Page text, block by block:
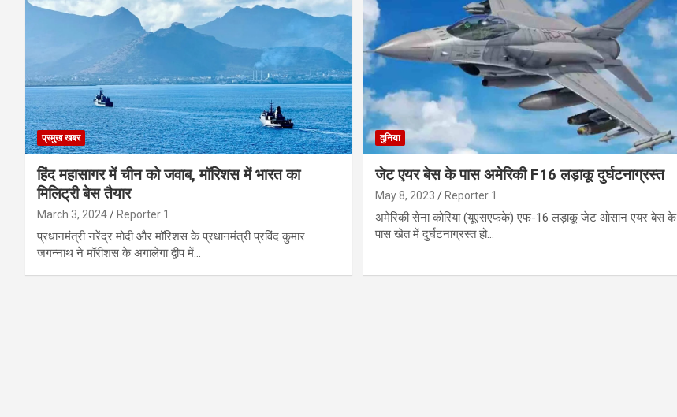
प्रमुख खबर
हिंद महासागर में चीन को जवाब, मॉरिशस में भारत का
मिलिट्री बेस तैयार
March 3, 2024 Reporter 1
प्रधानमंत्री नरेंद्र मोदी और मॉरिशस के प्रधानमंत्री प्रविंद कुमार
जगन्नाथ ने मॉरीशस के अगालेगा द्वीप में…
दुनिया
जेट एयर बेस के पास अमेरिकी F16 लड़ाकू दुर्घटनाग्रस्त
May 8, 2023 Reporter 1
अमेरिकी सेना कोरिया (यूएसएफके) एफ-16 लड़ाकू जेट ओसान एयर बेस के
पास खेत में दुर्घटनाग्रस्त हो…